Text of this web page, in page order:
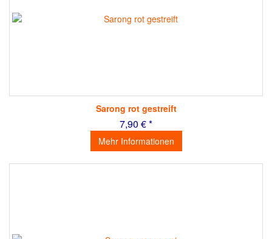
Sarong rot gestreift
7,90 € *
Mehr Informationen